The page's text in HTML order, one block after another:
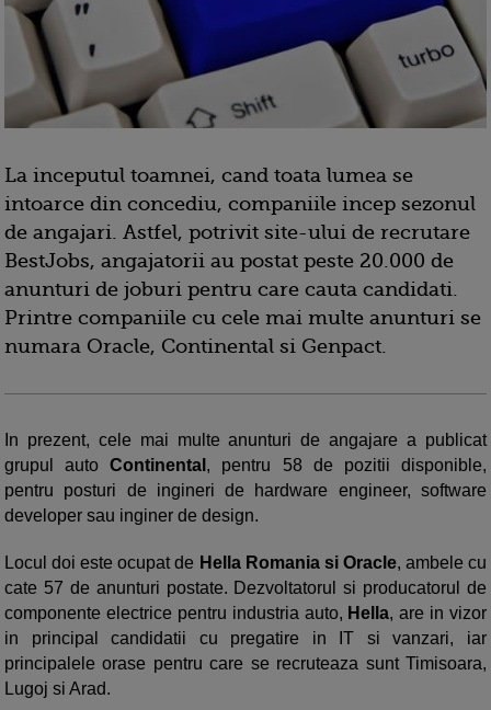
La inceputul toamnei, cand toata lumea se
intoarce din concediu, companiile incep sezonul
de angajari. Astfel, potrivit site-ului de recrutare
BestJobs, angajatorii au postat peste 20.000 de
anunturi de joburi pentru care cauta candidati.
Printre companiile cu cele mai multe anunturi se
numara Oracle, Continental si Genpact.
In prezent, cele mai multe anunturi de angajare a publicat
grupul autoContinental , pentru 58 de pozitii disponible,
pentru posturi de ingineri de hardware engineer, software
developer sau inginer de design.
Locul doi este ocupat de Hella Romania si Oracle, ambele cu
cate 57 de anunturi postate. Dezvoltatorul si producatorul de
componente electrice pentru industria auto, Hella, are in vizor
in principal candidatii cu pregatire in IT si vanzari, iar
principalele orase pentru care se recruteaza sunt Timisoara,
Lugoj si Arad.